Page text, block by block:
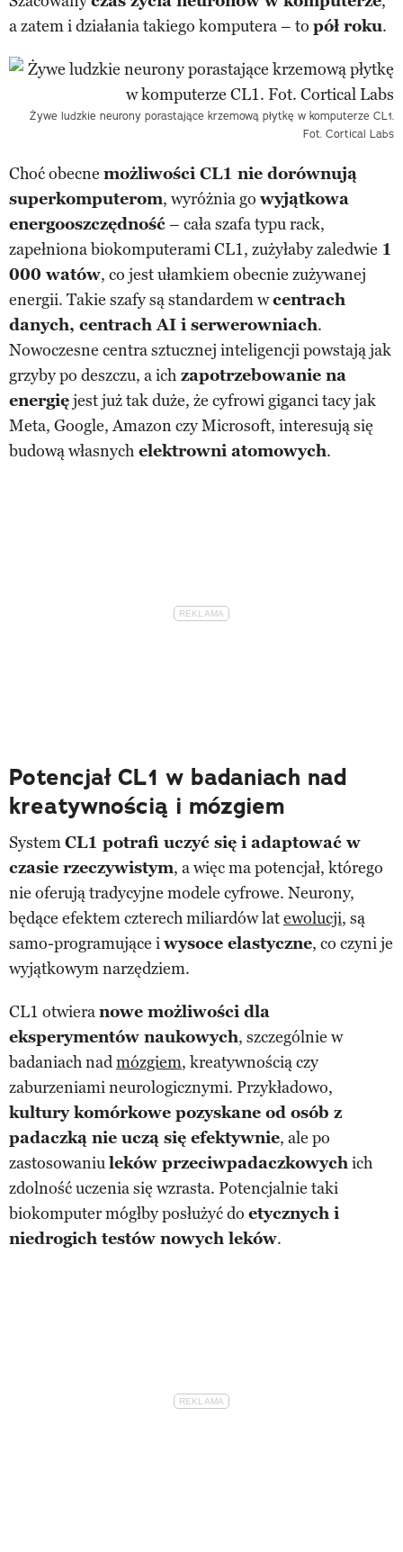
a zatem i działania takiego komputera – to pół roku.
Żywe ludzkie neurony porastające krzemową płytkę w komputerze CL1.
Fot. Cortical Labs
Choć obecne możliwości CL1 nie dorównują
superkomputerom, wyróżnia go wyjątkowa
energooszczędność– cała szafa typu rack,
zapełniona biokomputerami CL1, zużyłaby zaledwie 1
000 watów, co jest ułamkiem obecnie zużywanej
energii. Takie szafy są standardem wcentrach
danych, centrach AI i serwerowniach.
Nowoczesne centra sztucznej inteligencji powstają jak
grzyby po deszczu, a ich zapotrzebowanie na
energięjest już tak duże, że cyfrowi giganci tacy jak
Meta, Google, Amazon czy Microsoft, interesują się
budową własnych elektrowni atomowych.
Potencjał CL1 w badaniach nad
kreatywnością i mózgiem
SystemCL1 potrafi uczyć się i adaptować w
czasie rzeczywistym, a więc ma potencjał, którego
nie oferują tradycyjne modele cyfrowe. Neurony,
będące efektem czterech miliardów latewolucji, są
samo-programujące iwysoce elastyczne, co czyni je
wyjątkowym narzędziem.
CL1 otwieranowe możliwości dla
eksperymentów naukowych, szczególnie w
badaniach nadmózgiem, kreatywnością czy
zaburzeniami neurologicznymi. Przykładowo,
kultury komórkowe pozyskane od osób z
padaczką nie uczą się efektywnie, ale po
zastosowaniuleków przeciwpadaczkowychich
zdolność uczenia się wzrasta. Potencjalnie taki
biokomputer mógłby posłużyć do etycznych i
niedrogich testów nowych leków.